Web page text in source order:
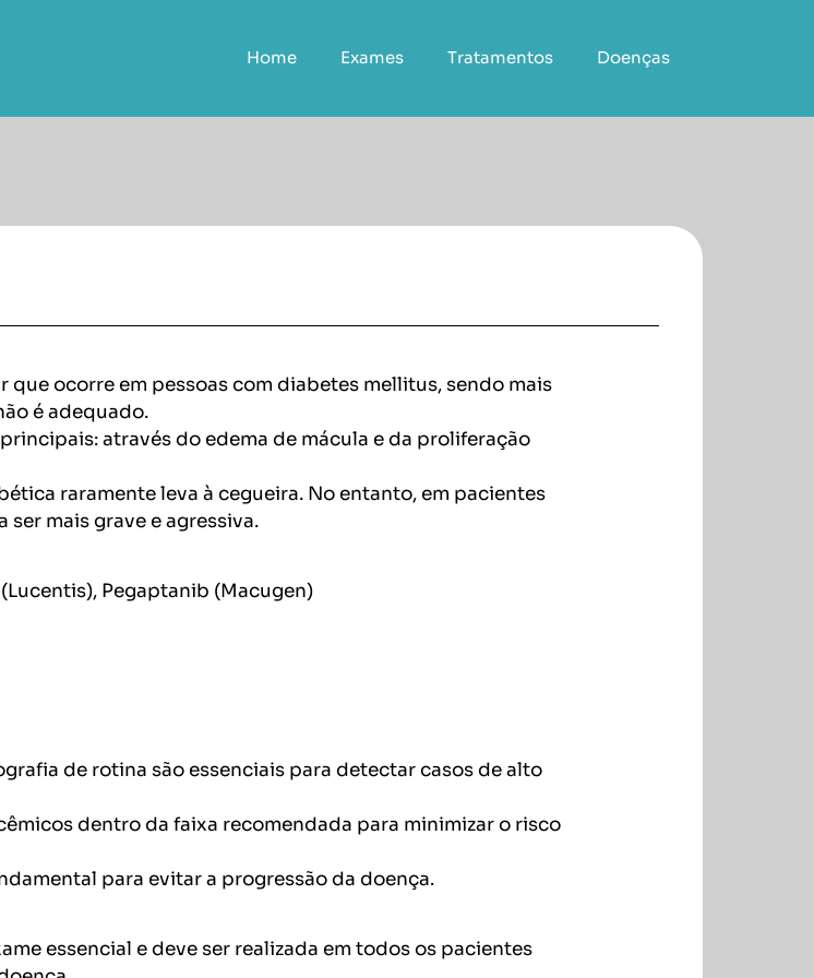
Home Exames Tratamentos Doenças
ocorre em pessoas com diabetes mellitus, sendo mais
é adequado.
através do edema de mácula e da proliferação
raramente leva à cegueira. No entanto, em pacientes
ser mais grave e agressiva.
Pegaptanib (Macugen)
de rotina são essenciais para detectar casos de alto
dentro da faixa recomendada para minimizar o risco
para evitar a progressão da doença.
essencial e deve ser realizada em todos os pacientes